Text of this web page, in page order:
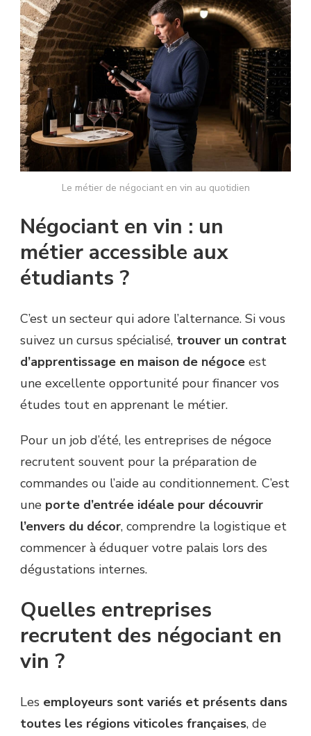
Le métier de négociant en vin au quotidien
Négociant en vin : un
métier accessible aux
étudiants ?
C’est un secteur qui adore l’alternance. Si vous
suivez un cursus spécialisé, trouver un contrat
d’apprentissage en maison de négoce est
une excellente opportunité pour financer vos
études tout en apprenant le métier.
Pour un job d’été, les entreprises de négoce
recrutent souvent pour la préparation de
commandes ou l’aide au conditionnement. C’est
une porte d’entrée idéale pour découvrir
l’envers du décor, comprendre la logistique et
commencer à éduquer votre palais lors des
dégustations internes.
Quelles entreprises
recrutent des négociant en
vin ?
Les employeurs sont variés et présents dans
toutes les régions viticoles françaises, de